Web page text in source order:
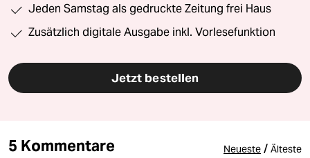
Jeden Samstag als gedruckte Zeitung frei Haus
Zusätzlich digitale Ausgabe inkl. Vorlesefunktion
Jetzt bestellen
5 Kommentare Neueste / Älteste